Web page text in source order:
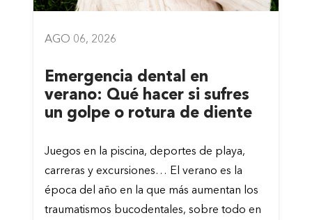
AGO 06, 2026
Emergencia dental en
verano: Qué hacer si sufres
un golpe o rotura de diente
Juegos en la piscina, deportes de playa,
carreras y excursiones… El verano es la
época del año en la que más aumentan los
traumatismos bucodentales, sobre todo en